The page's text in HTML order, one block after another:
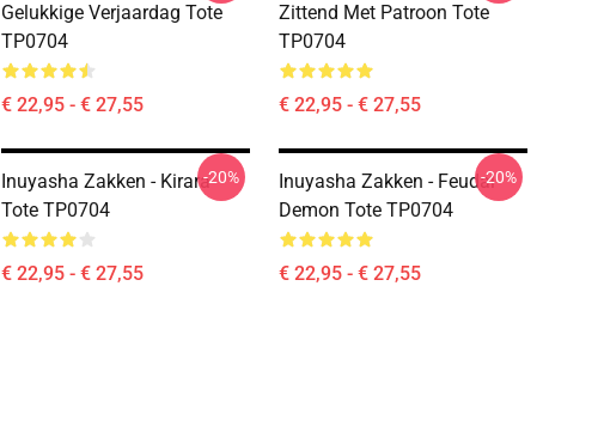
Gelukkige Verjaardag Tote
TP0704
€ 22,95 - € 27,55
Zittend Met Patroon Tote
TP0704
€ 22,95 - € 27,55
Inuyasha Zakken - Kirara
Tote TP0704
€ 22,95 - € 27,55
-20%
Inuyasha Zakken - Feudal
Demon Tote TP0704
€ 22,95 - € 27,55
-20%